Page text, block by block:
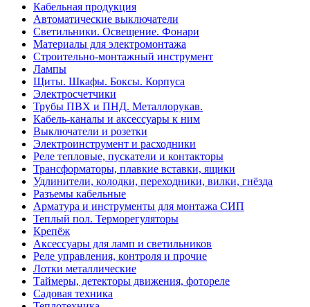
Кабельная продукция
Автоматические выключатели
Светильники. Освещение. Фонари
Материалы для электромонтажа
Строительно-монтажный инструмент
Лампы
Щиты. Шкафы. Боксы. Корпуса
Электросчетчики
Трубы ПВХ и ПНД. Металлорукав.
Кабель-каналы и аксессуары к ним
Выключатели и розетки
Электроинструмент и расходники
Реле тепловые, пускатели и контакторы
Трансформаторы, плавкие вставки, ящики
Удлинители, колодки, переходники, вилки, гнёзда
Разъемы кабельные
Арматура и инструменты для монтажа СИП
Теплый пол. Терморегуляторы
Крепёж
Аксессуары для ламп и светильников
Реле управления, контроля и прочие
Лотки металлические
Таймеры, детекторы движения, фотореле
Садовая техника